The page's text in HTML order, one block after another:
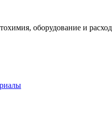
оборудование и